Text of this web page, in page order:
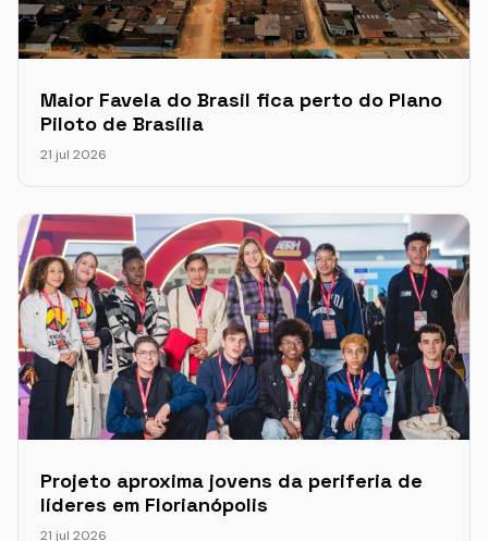
Maior Favela do Brasil fica perto do Plano
Piloto de Brasília
21 jul 2026
Projeto aproxima jovens da periferia de
líderes em Florianópolis
21 jul 2026